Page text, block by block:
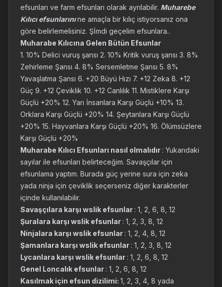
efsunları ve farm efsunları olarak ayrılabilir. Muharebe
Kılıcı efsunlarınıne amaçla bir kılıç istiyorsanız ona
göre belirlemelisiniz. Şİmdi geçelim efsunlara..
Muharabe Kılıcına Gelen Bütün Efsunlar
1. 10% Delici vuruş şansı 2. 10% Kritik vuruş şansı 3. 8%
Zehirleme Şansı 4. 8% Sersemletme Şansı 5. 8%
Yavaşlatma Şansı 6. +20 Büyü Hızı 7. +12 Zeka 8. +12
Güç 9. +12 Çeviklik 10. +12 Canlılık 11. Mistiklere Karşı
Güçlü +20% 12. Yarı İnsanlara Karşı Güçlü +10% 13.
Orklara Karşı Güçlü +20% 14. Şeytanlara Karşı Güçlü
+20% 15. Hayvanlara Karşı Güçlü +20% 16. Ölümsüzlere
Karşı Güçlü +20%
Muharabe Kılıcı Efsunları nasıl olmalıdır : Yukarıdaki
sayılar ile efsunları belirteceğim. Savaşçılar için
efsunlama yaptım. Burada güç yerine sura için zeka
yada ninja için çeviklik seçerseniz diğer karakterler
içinde kullanılabilir.
Savaşçılara karşı wslik efsunlar : 1, 2, 6, 8, 12
Şuralara karşı wslik efsunlar : 1, 2, 3, 8, 12
Ninjalara karşı wslik efsunlar : 1, 2, 4, 8, 12
Şamanlara karşı wslik efsunlar : 1, 2, 3, 8, 12
Lycanlara karşı wslik efsunlar : 1, 2, 6, 8, 12
Genel Loncalık efsunlar : 1, 2, 6, 8, 12
Kasılmak için efsun dizilimi: 1, 2, 3, 4, 8 yada